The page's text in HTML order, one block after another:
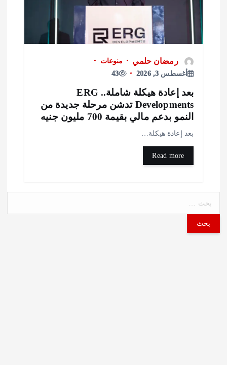
رمضان حلمي
منوعات
أغسطس 3, 2026
43
بعد إعادة هيكلة شاملة.. ERG
Developments تدشن مرحلة جديدة من
بدعم مالي بقيمة 700 مليون جنيه
إعادة هيكلة…